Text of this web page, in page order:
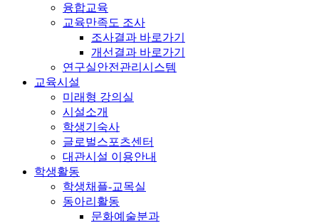
융합교육
교육만족도 조사
조사결과 바로가기
개선결과 바로가기
연구실안전관리시스템
교육시설
미래형 강의실
시설소개
학생기숙사
글로벌스포츠센터
대관시설 이용안내
학생활동
학생채플-교목실
동아리활동
문화예술분과